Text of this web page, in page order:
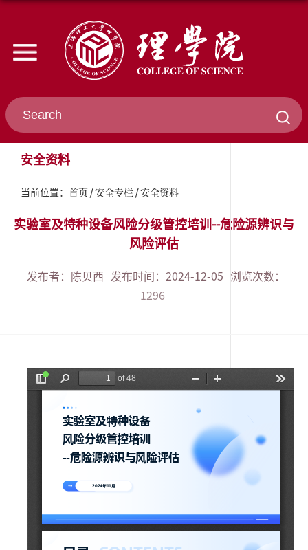
安全资料
当前位置： 首页 安全专栏 安全资料
实验室及特种设备风险分级管控培训--危险源辨识与
风险评估
发布者：陈贝西 发布时间：2024-12-05
浏览次数：
1296